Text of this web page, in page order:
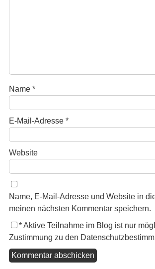
Name *
E-Mail-Adresse *
Website
Name, E-Mail-Adresse und Website in
meinen nächsten Kommentar speichern.
*Aktive Teilnahme im Blog ist nur
Zustimmung zu den